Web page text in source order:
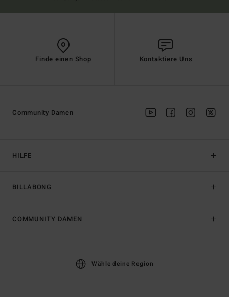
Finde einen Shop Kontaktiere Uns
HILFE
BILLABONG
Community Damen
COMMUNITY DAMEN
Wähle deine Region